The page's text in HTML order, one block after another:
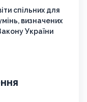
спільних для
визначених
України